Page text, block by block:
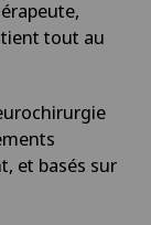
tout au
et basés sur